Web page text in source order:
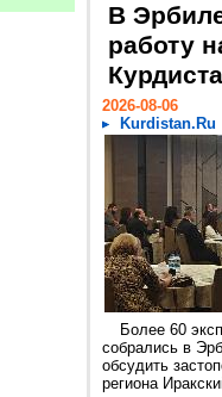
В
работу
2026-08-06
Kurdistan.Ru
Более 60
собрались в
обсудить
региона